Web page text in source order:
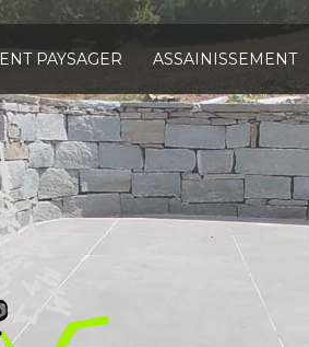
PAYSAGER ASSAINISSEMENT